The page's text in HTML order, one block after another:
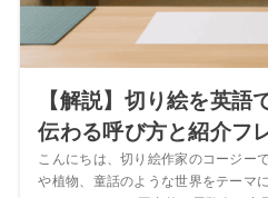
【解説】切り絵を英語
伝わる呼び方と紹介フ
こんにちは、切り絵作家のコージー
や植物、童話のような世界をテーマ